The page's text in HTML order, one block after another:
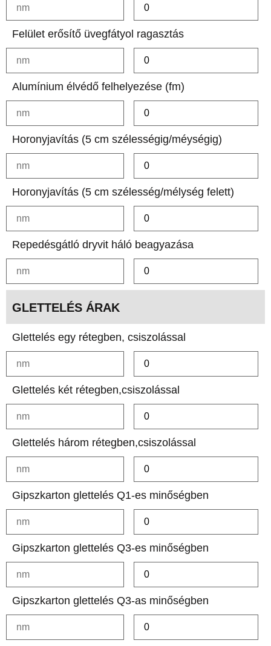
Felület erősítő üvegfátyol ragasztás
Alumínium élvédő felhelyezése (fm)
Horonyjavítás (5 cm szélességig/méységig)
Horonyjavítás (5 cm szélesség/mélység felett)
Repedésgátló dryvit háló beagyazása
GLETTELÉS ÁRAK
Glettelés egy rétegben, csiszolással
Glettelés két rétegben,csiszolással
Glettelés három rétegben,csiszolással
Gipszkarton glettelés Q1-es minőségben
Gipszkarton glettelés Q3-es minőségben
Gipszkarton glettelés Q3-as minőségben